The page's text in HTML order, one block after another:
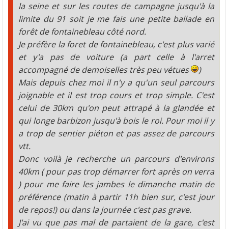
la seine et sur les routes de campagne jusqu'à la
limite du 91 soit je me fais une petite ballade en
forêt de fontainebleau côté nord.
Je préfère la foret de fontainebleau, c'est plus varié
et y'a pas de voiture (a part celle à l'arret
accompagné de demoiselles très peu vétues
)
Mais depuis chez moi il n'y a qu'un seul parcours
joignable et il est trop cours et trop simple. C'est
celui de 30km qu'on peut attrapé à la glandée et
qui longe barbizon jusqu'à bois le roi. Pour moi il y
a trop de sentier piéton et pas assez de parcours
vtt.
Donc voilà je recherche un parcours d'environs
40km ( pour pas trop démarrer fort après on verra
) pour me faire les jambes le dimanche matin de
préférence (matin à partir 11h bien sur, c'est jour
de repos!) ou dans la journée c'est pas grave.
J'ai vu que pas mal de partaient de la gare, c'est